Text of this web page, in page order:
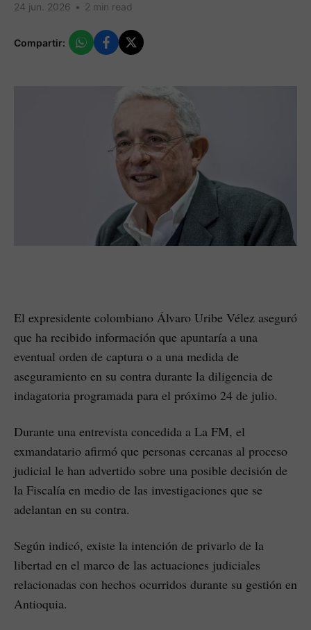
24 jun. 2026 • 2 min read
Compartir:
El expresidente colombiano Álvaro Uribe Vélez aseguró
que ha recibido información que apuntaría a una
eventual orden de captura o a una medida de
aseguramiento en su contra durante la diligencia de
indagatoria programada para el próximo 24 de julio.
Durante una entrevista concedida a La FM, el
exmandatario afirmó que personas cercanas al proceso
judicial le han advertido sobre una posible decisión de
la Fiscalía en medio de las investigaciones que se
adelantan en su contra.
Según indicó, existe la intención de privarlo de la
libertad en el marco de las actuaciones judiciales
relacionadas con hechos ocurridos durante su gestión en
Antioquia.